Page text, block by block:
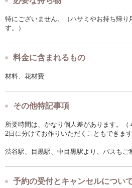
特にございません。（ハサミやお持ち帰り
す。）
料金に含まれるもの
材料、花材費
その他特記事項
所要時間は、かなり個人差があります。（
2日に分けてお作りいただくこともできます
渋谷駅、目黒駅、中目黒駅より、バスもご
予約の受付とキャンセルについ